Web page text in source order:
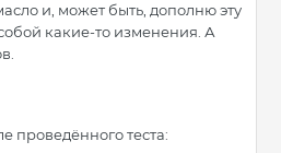
и, может быть, дополню эту
какие-то изменения. А
проведённого теста: